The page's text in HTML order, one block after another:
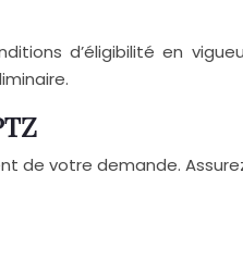
d’éligibilité en
votre demande.